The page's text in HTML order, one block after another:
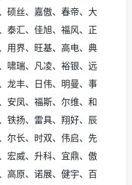
硕丝、嘉傲、春帝、大
泰汇、佳旭、福风、正
用界、旺基、高电、典
啸瑞、凡凌、裕银、远
龙丰、日伟、明曼、事
安凤、福斯、尔维、和
铁扬、雷具、翔好、辰
尔长、时双、伟启、先
宏威、升科、宜鼎、傲
高原、诺展、健宇、百